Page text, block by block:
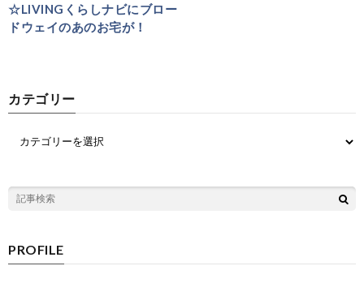
☆LIVINGくらしナビにブロー
ドウェイのあのお宅が！
カテゴリー
PROFILE